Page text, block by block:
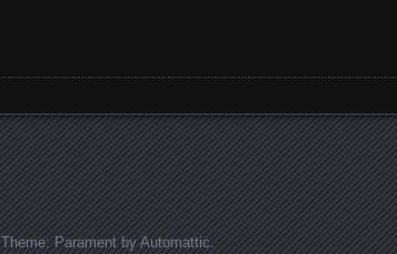
Theme: Parament by Automattic.